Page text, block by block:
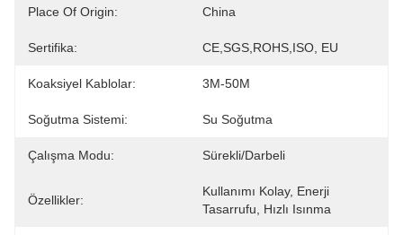
Place Of Origin: China
Sertifika: CE,SGS,ROHS,ISO, EU
Koaksiyel Kablolar: 3M-50M
Soğutma Sistemi: Su Soğutma
Çalışma Modu: Sürekli/Darbeli
Özellikler:
Kullanımı Kolay, Enerji
Tasarrufu, Hızlı Isınma